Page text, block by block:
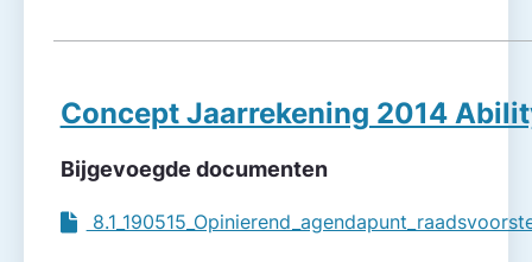
Concept Jaarrekening 2014
Bijgevoegde documenten